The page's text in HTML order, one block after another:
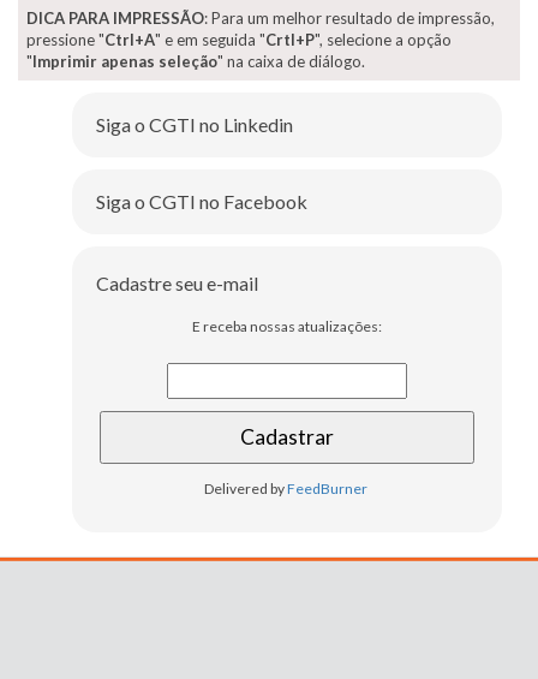
DICA PARA IMPRESSÃO: Para um melhor resultado de impressão,
pressione "Ctrl+A" e em seguida "Crtl+P", selecione a opção
"Imprimir apenas seleção" na caixa de diálogo.
Siga o CGTI no Linkedin
Siga o CGTI no Facebook
Cadastre seu e-mail
E receba nossas atualizações:
Delivered byFeedBurner